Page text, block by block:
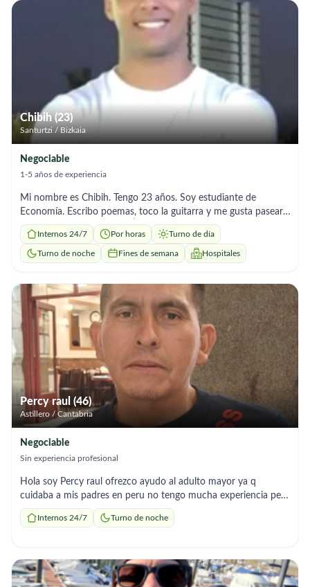
Chibih (23)
Santurtzi / Bizkaia
Negociable
1-5 años de experiencia
Mi nombre es Chibih. Tengo 23 años. Soy estudiante de
Economía. Escribo poemas, toco la guitarra y me gusta pasear.
Podéis buscar en Google: Ángel Chibih El Mami Nadjem. Mi
origen es saharaui, me he criado en un entorno de amabilidad,
empatía y respeto. Me encantaría poder cuidar de quien lo
que a simple vista puede ser simple, pero que derrama vida y
experiencia. Puedo incorporarme de manera inmediata, si se
precisa, tomar un café antes de llevar a cabo el contacto, para
poder comprobar de primera mano la sinergia, actitud y
situación. Salud y Paz.
Internos 24/7 Por horas Turno de día
Turno de noche Fines de semana Hospitales
Percy raul (46)
Astillero / Cantabria
Negociable
Sin experiencia profesional
Hola soy Percy raul ofrezco ayudo al adulto mayor ya q
cuidaba a mis padres en peru no tengo mucha experiencia pero
tengo toda la actitud de aprender no tengo papeles pero deseo
mucho trabajar deseo una oportunidad para hacer gracias
Internos 24/7 Turno de noche